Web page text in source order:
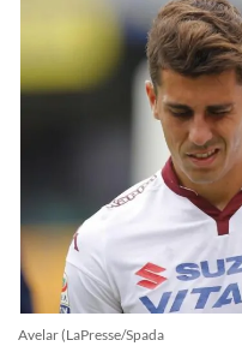
Avelar (LaPresse/Spada